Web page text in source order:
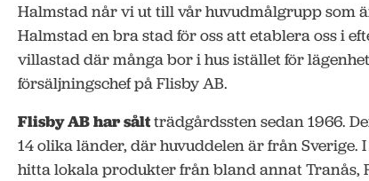
Halmstad når vi ut till vår huvudmålgrupp som
Halmstad en bra stad för oss att etablera oss i
villastad där många bor i hus istället för
försäljningschef på Flisby AB.
Flisby AB har såltträdgårdssten sedan 1966.
14 olika länder, där huvuddelen är från Sverige.
hitta lokala produkter från bland annat Tranås,